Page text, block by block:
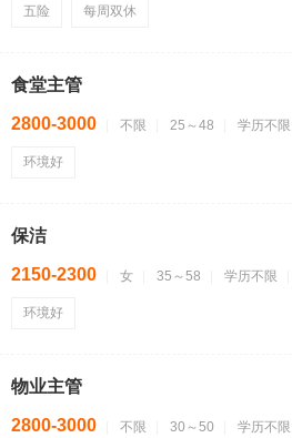
五险 每周双休
食堂主管
2800-3000 不限 25～48 学历不限
环境好
保洁
2150-2300 女 35～58 学历不限
环境好
物业主管
2800-3000 不限 30～50 学历不限